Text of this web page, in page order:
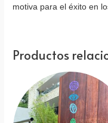
motiva para el éxito en
Productos